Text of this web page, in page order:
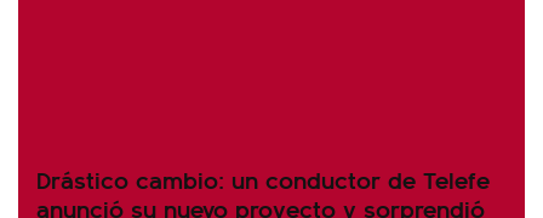
Drástico cambio: un conductor de Telefe
anunció su nuevo proyecto y sorprendió